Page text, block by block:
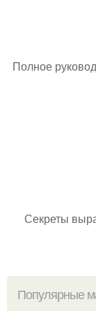
Полное
Секреты
Популярные